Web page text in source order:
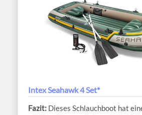
Intex Seahawk 4 Set*
Dieses Schlauchboot hat